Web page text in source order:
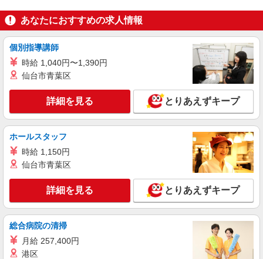
通費全支給(ガソリン代含む)＞
笛吹市
キープ 詳細を見る
株式会社kotrio /●MT-H-2093967
＼健康的に働こう／利用者さんと一緒に体操や
リハビリサポート等
時給1500円〜2125円 ＜日払い有/週払い有/交
キープ 詳細を見る
株式会社kotrio /●MT-H-2068858
笛吹市の小さいデイサービス★残業なし♪日勤
あなたにおすすめの求人情報
個別指導講師
時給 1,040円〜1,390円
仙台市青葉区
詳細を見る とりあえずキープ
ホールスタッフ
時給 1,150円
仙台市青葉区
詳細を見る とりあえずキープ
総合病院の清掃
月給 257,400円
港区